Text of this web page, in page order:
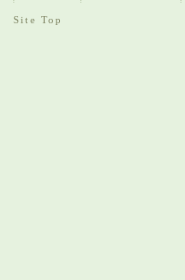
Site Top